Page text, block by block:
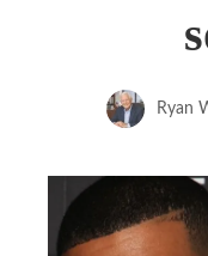
Ryan